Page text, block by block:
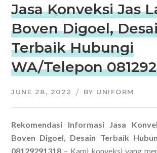
Jasa Konveksi Jas
Boven Digoel,
Terbaik Hubungi
WA/Telepon
JUNE 28, 2022 BY UNIFORM
Rekomendasi Informasi Jasa
Boven Digoel, Desain Terbaik
08129291318 – Kami konveksi yang